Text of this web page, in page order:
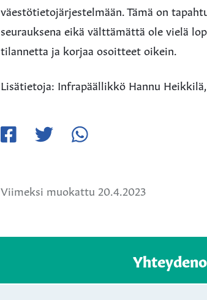
väestötietojärjestelmään. Tämä on
seurauksena eikä välttämättä ole vielä
tilannetta ja korjaa osoitteet oikein.
Lisätietoja: Infrapäällikkö Hannu Heikkilä,
Viimeksi muokattu 20.4.2023